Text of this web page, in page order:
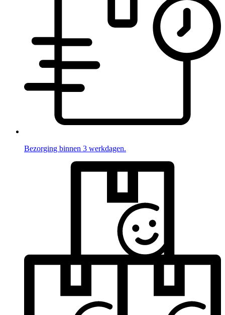
Bezorging binnen 3 werkdagen.